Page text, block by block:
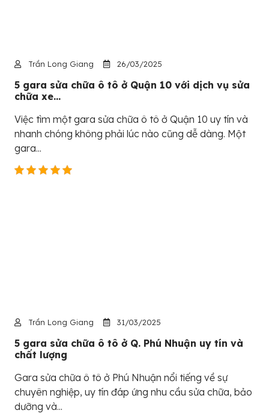
Trần Long Giang 26/03/2025
5 gara sửa chữa ô tô ở Quận 10 với dịch vụ sửa
chữa xe...
Việc tìm một gara sửa chữa ô tô ở Quận 10 uy tín và
nhanh chóng không phải lúc nào cũng dễ dàng. Một
gara...
Trần Long Giang 31/03/2025
5 gara sửa chữa ô tô ở Q. Phú Nhuận uy tín và
chất lượng
Gara sửa chữa ô tô ở Phú Nhuận nổi tiếng về sự
chuyên nghiệp, uy tín đáp ứng nhu cầu sửa chữa, bảo
dưỡng và...